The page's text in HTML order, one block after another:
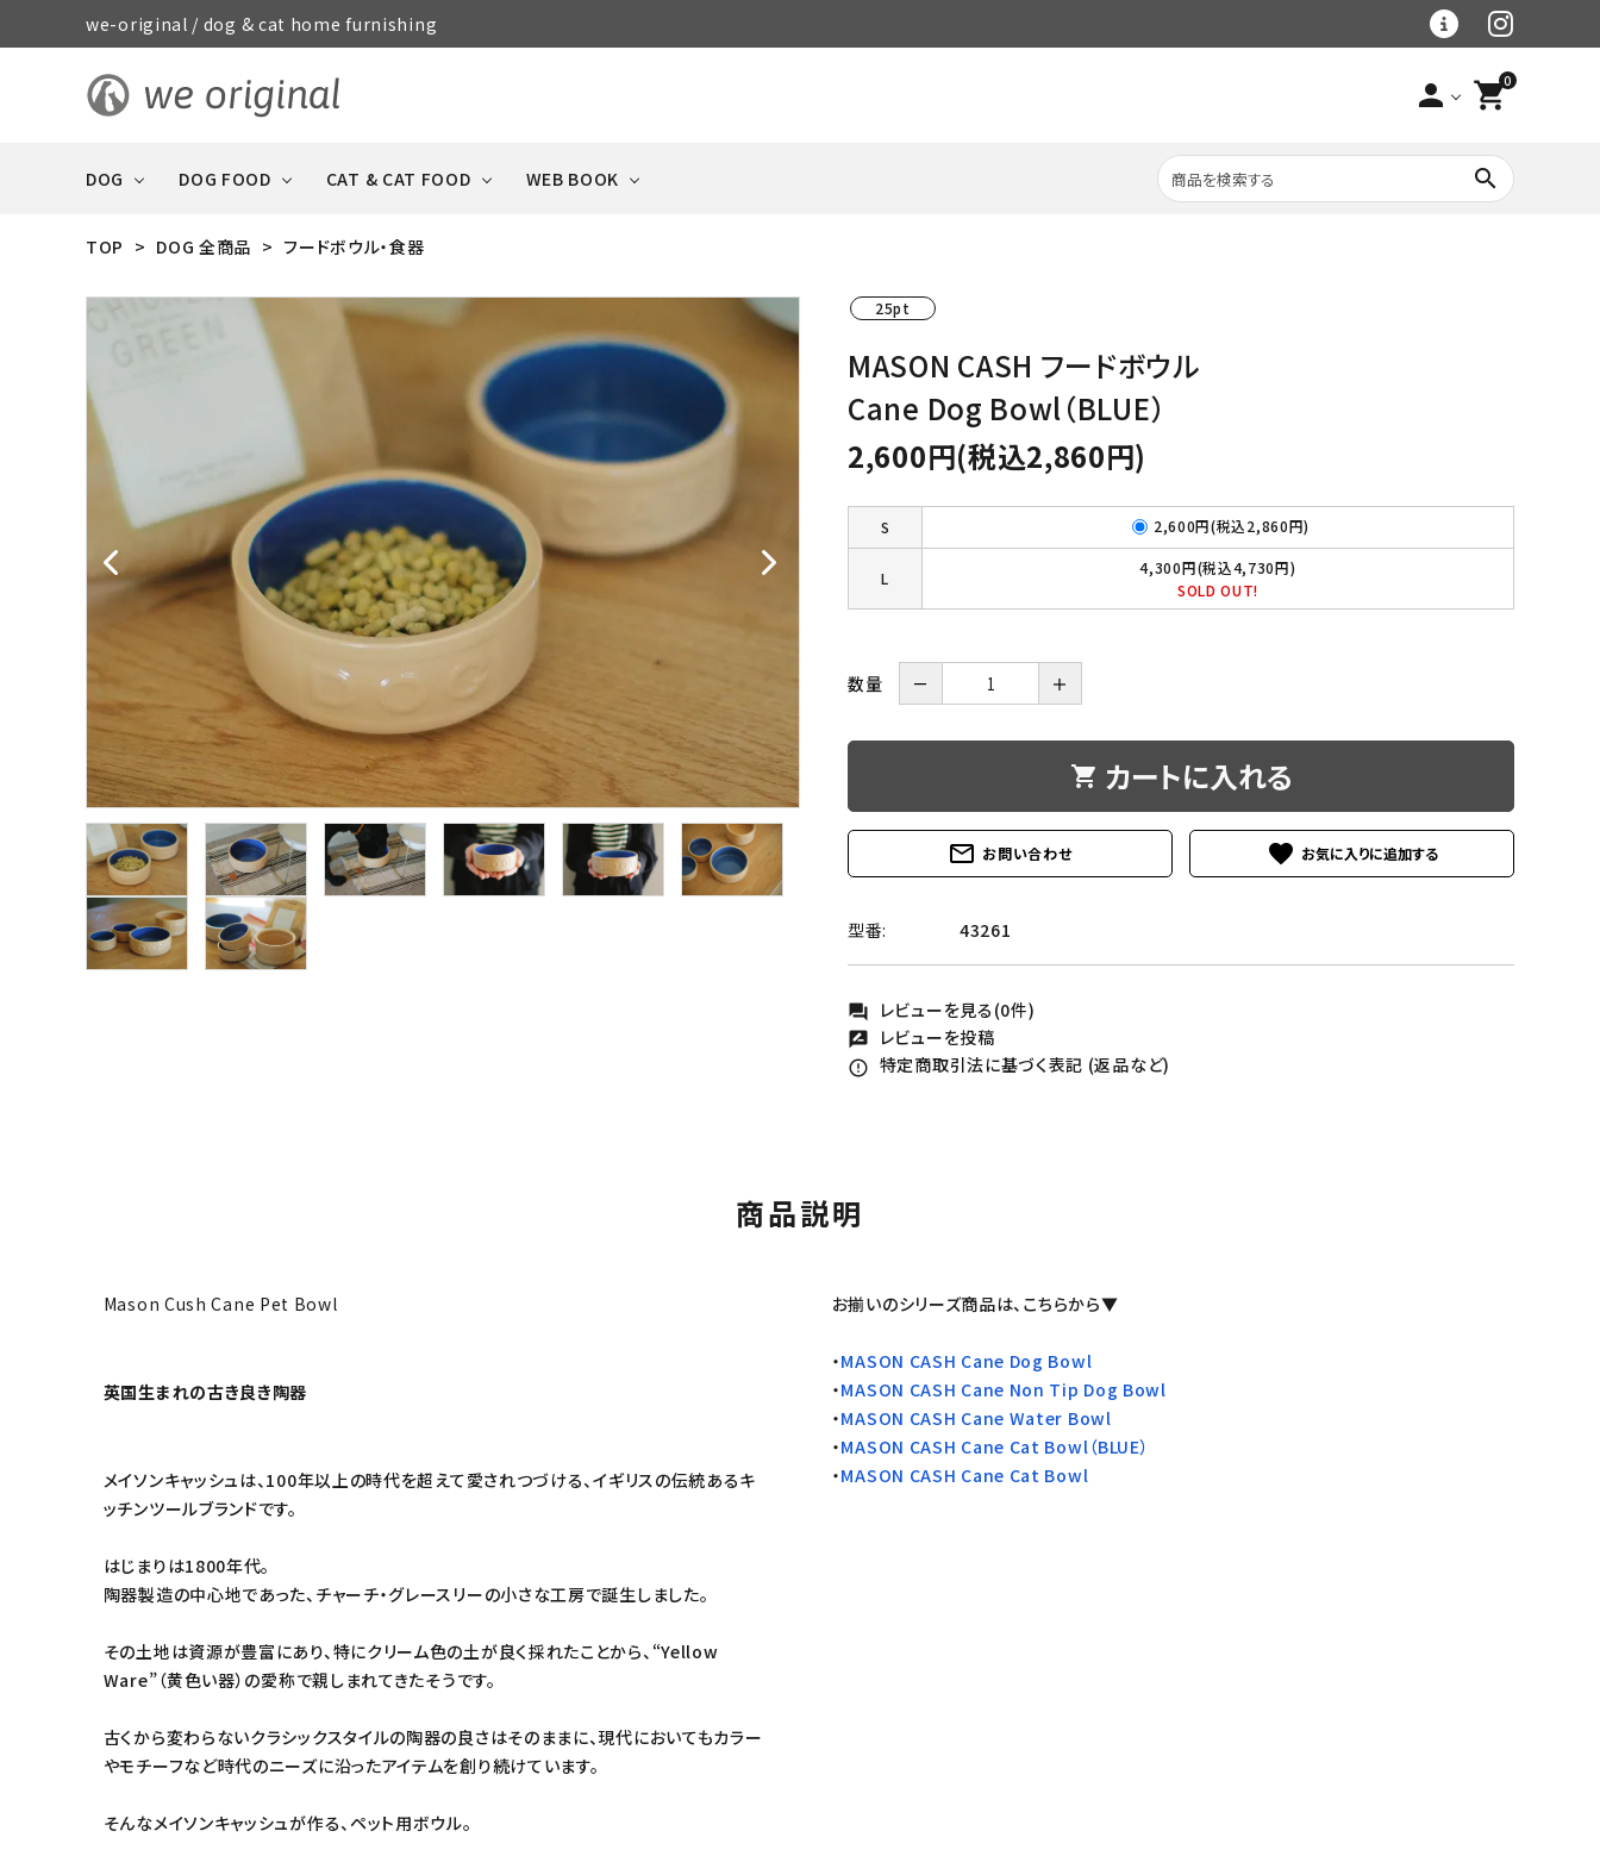
we-original / dog & cat home furnishing
person 0
shopping_cart
DOG
ケージ・サークル
Scandinavian Pet
ペットゲート
（飛び出し防止扉）
GOOD MANNERS DOG
series
おもちゃ・
トレーニング用品
Marble Works
ケア用品・雑貨
DOG FOOD
DOG FOOD 全商品
ドッグフード
冷凍品
（クール便）
おやつ（ジャーキー系・
ソーセージ）
おやつ
（ビッツ系）
ふりかけ
オイル・酢・サプリメント
CAT & CAT FOOD
CAT & CAT FOOD
猫ハウス・ベッド・
フードボウル・食器
猫のおもちゃ・雑貨
キャットフード
レトルト食材 猫のおやつ
ベース手作り食材・
WEB BOOK
犬や猫との暮らしの特集
RECIPE
犬と猫の手作りごはん集
日々のお知らせ
search
TOP > DOG 全商品 > フードボウル・食器
25pt
MASON CASH フードボウル
Cane Dog Bowl（BLUE）
2,600円(税込2,860円)
S 2,600円(税込2,860円)
L
4,300円(税込4,730円)
SOLD OUT!
数量 － ＋
shopping_cart カートに入れる
mail_outline お問い合わせ favorite
型番: 43261
forum レビューを見る(0件)
rate_review レビューを投稿
error_outline 特定商取引法に基づく表記 (返品など)
商品説明
Mason Cush Cane Pet Bowl
英国生まれの古き良き陶器
メイソンキャッシュは、100年以上の時代を超えて愛されつづける、イギリスの伝統あるキ
ッチンツールブランドです。
はじまりは1800年代。
陶器製造の中心地であった、チャーチ・グレースリーの小さな工房で誕生しました。
その土地は資源が豊富にあり、特にクリーム色の土が良く採れたことから、“Yellow
Ware”（黄色い器）の愛称で親しまれてきたそうです。
古くから変わらないクラシックスタイルの陶器の良さはそのままに、現代においてもカラー
やモチーフなど時代のニーズに沿ったアイテムを創り続けています。
そんなメイソンキャッシュが作る、ペット用ボウル。
お揃いのシリーズ商品は、こちらから▼
・MASON CASH Cane Dog Bowl
・MASON CASH Cane Non Tip Dog Bowl
・MASON CASH Cane Water Bowl
・MASON CASH Cane Cat Bowl（BLUE）
・MASON CASH Cane Cat Bowl